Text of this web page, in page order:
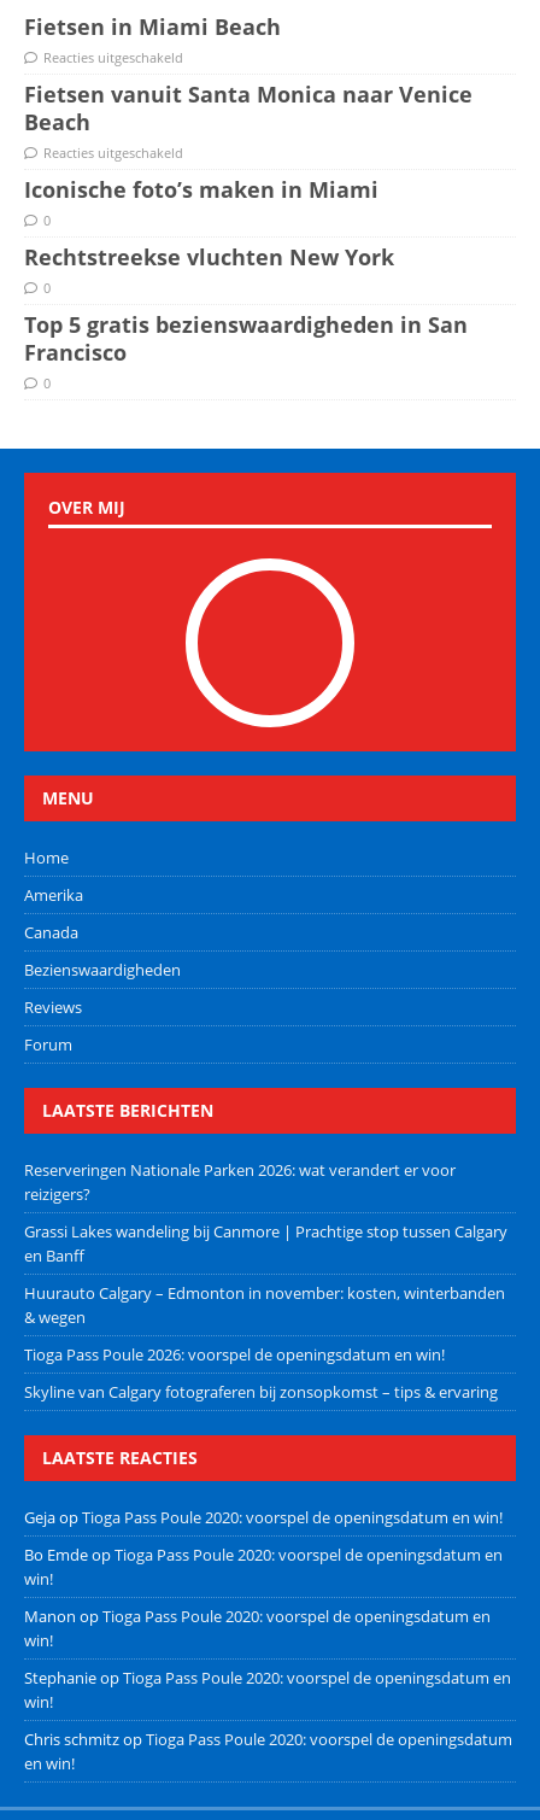
Fietsen in Miami Beach
Reacties uitgeschakeld
Fietsen vanuit Santa Monica naar Venice
Beach
Reacties uitgeschakeld
Iconische foto’s maken in Miami
0
Rechtstreekse vluchten New York
0
Top 5 gratis bezienswaardigheden in San
Francisco
0
OVER MIJ
MENU
Home
Amerika
Canada
Bezienswaardigheden
Reviews
Forum
LAATSTE BERICHTEN
Reserveringen Nationale Parken 2026: wat verandert er voor
reizigers?
Grassi Lakes wandeling bij Canmore | Prachtige stop tussen Calgary
en Banff
Huurauto Calgary – Edmonton in november: kosten, winterbanden
& wegen
Tioga Pass Poule 2026: voorspel de openingsdatum en win!
Skyline van Calgary fotograferen bij zonsopkomst – tips & ervaring
LAATSTE REACTIES
GejaopTioga Pass Poule 2020: voorspel de openingsdatum en win!
Bo EmdeopTioga Pass Poule 2020: voorspel de openingsdatum en
win!
Manon opTioga Pass Poule 2020: voorspel de openingsdatum en
win!
StephanieopTioga Pass Poule 2020: voorspel de openingsdatum en
win!
Chris schmitzopTioga Pass Poule 2020: voorspel de openingsdatum
en win!